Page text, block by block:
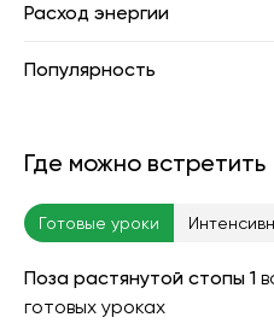
Расход энергии
Популярность
Где можно встретить
Готовые уроки
Поза растянутой стопы 1
готовых уроках